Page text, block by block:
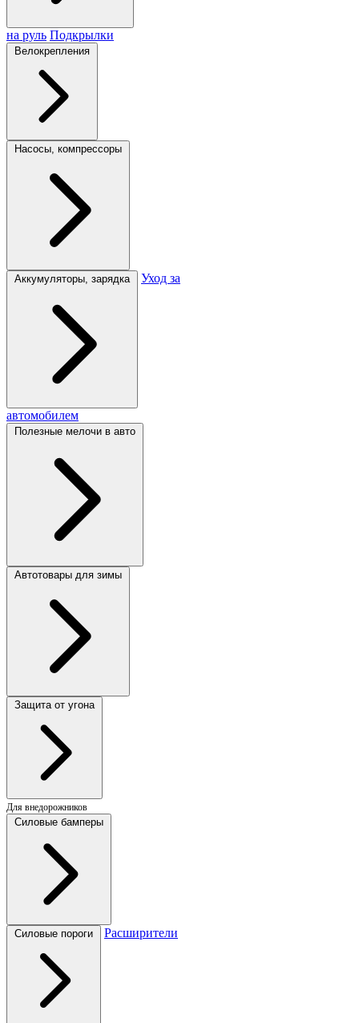
на руль Подкрылки
Велокрепления
Насосы, компрессоры
Аккумуляторы, зарядка Уход за
автомобилем
Полезные мелочи в авто
Автотовары для зимы
Защита от угона
Для внедорожников
Силовые бамперы
Силовые пороги Расширители